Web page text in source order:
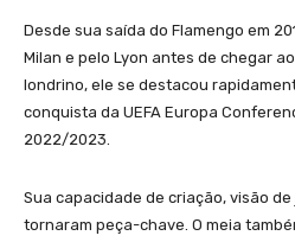
Desde sua saída do Flamengo em
Milan e pelo Lyon antes de chegar
londrino, ele se destacou
conquista da UEFA Europa
2022/2023.
Sua capacidade de criação, visão
tornaram peça-chave. O meia